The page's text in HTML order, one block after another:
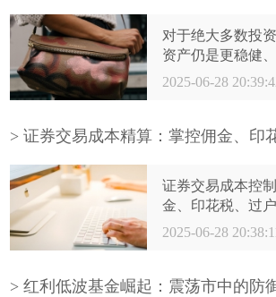
量。
动，方能换得安
对于绝大多数投
资产仍是更稳健
选择。若对奢侈
值。但切记：以
本质。在消费与
远是守护财富的
2025-06-28
> 证券交易成本精算：掌控佣金、印
证券交易成本控
金、印花税、过
化，是投资能力
意识深度融入每
2025-06-28
> 红利低波基金崛起：震荡市中的防